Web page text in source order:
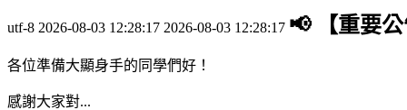
utf-8 2026-08-03 12:28:17 2026-08-03 12:28:17 📢 【重要
各位準備大顯身手的同學們好！
感謝大家對...